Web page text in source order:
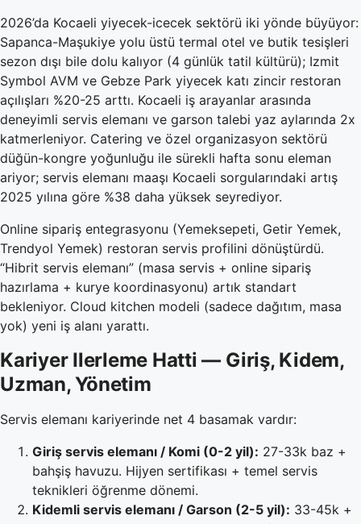
2026’da Kocaeli yiyecek-icecek sektörü iki yönde büyüyor:
Sapanca-Maşukiye yolu üstü termal otel ve butik tesişleri
sezon dışı bile dolu kalıyor (4 günlük tatil kültürü); Izmit
Symbol AVM ve Gebze Park yiyecek katı zincir restoran
açılışları %20-25 arttı. Kocaeli iş arayanlar arasında
deneyimli servis elemanı ve garson talebi yaz aylarında 2x
katmerleniyor. Catering ve özel organizasyon sektörü
düğün-kongre yoğunluğu ile sürekli hafta sonu eleman
ariyor; servis elemanı maaşı Kocaeli sorgularındaki artış
2025 yılına göre %38 daha yüksek seyrediyor.
Online sipariş entegrasyonu (Yemeksepeti, Getir Yemek,
Trendyol Yemek) restoran servis profilini dönüştürdü.
“Hibrit servis elemanı” (masa servis + online sipariş
hazırlama + kurye koordinasyonu) artık standart
bekleniyor. Cloud kitchen modeli (sadece dağıtım, masa
yok) yeni iş alanı yarattı.
Kariyer Ilerleme Hatti — Giriş, Kidem,
Uzman, Yönetim
Servis elemanı kariyerinde net 4 basamak vardır:
Giriş servis elemanı / Komi (0-2 yil): 27-33k baz +
bahşiş havuzu. Hijyen sertifikası + temel servis
teknikleri öğrenme dönemi.
Kidemli servis elemanı / Garson (2-5 yil): 33-45k +